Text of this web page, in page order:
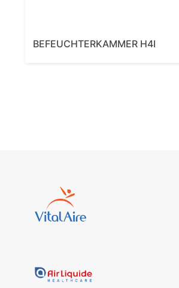
BEFEUCHTERKAMMER H4I